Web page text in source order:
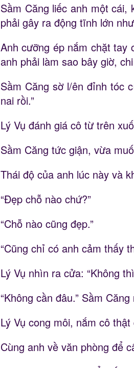
Sầm Căng liếc anh một
phải gây ra động tĩnh lớn
Anh cưỡng ép nắm chặt tay
anh phải làm sao bây giờ,
Sầm Căng sờ l/ên đỉnh tóc
nai rồi.”
Lý Vụ đánh giá cô từ trên
Sầm Căng tức giận, vừa
Thái độ của anh lúc này và
“Đẹp chỗ nào chứ?”
“Chỗ nào cũng đẹp.”
“Cũng chỉ có anh cảm thấy
Lý Vụ nhìn ra cửa: “Không
“Không cần đâu.” Sầm
Lý Vụ cong môi, nắm cô thật
Cùng anh về văn phòng để